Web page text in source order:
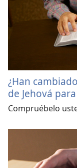
¿Han
de Jehová
Compruébelo